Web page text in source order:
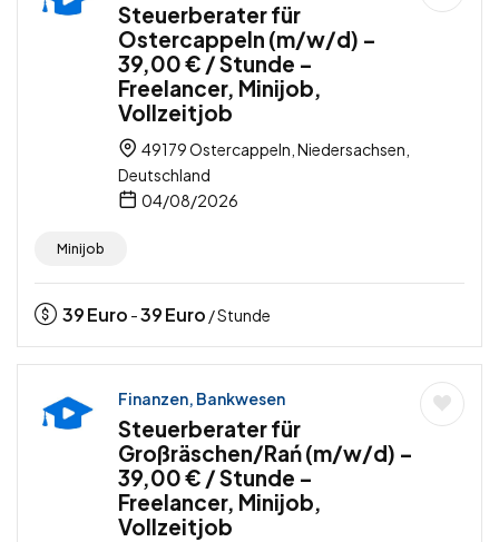
Steuerberater für
Ostercappeln (m/w/d) –
39,00 € / Stunde –
Freelancer, Minijob,
Vollzeitjob
49179 Ostercappeln, Niedersachsen,
Deutschland
04/08/2026
Minijob
39Euro -39Euro / Stunde
Finanzen, Bankwesen
Steuerberater für
Großräschen/Rań (m/w/d) –
39,00 € / Stunde –
Freelancer, Minijob,
Vollzeitjob